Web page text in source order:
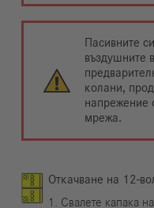
Пасивните
въздушните
колани,
напрежение
мрежа.
Откачване на 12-
1. Свалете капака